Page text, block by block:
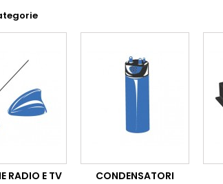
RADIO E TV CONDENSATORI